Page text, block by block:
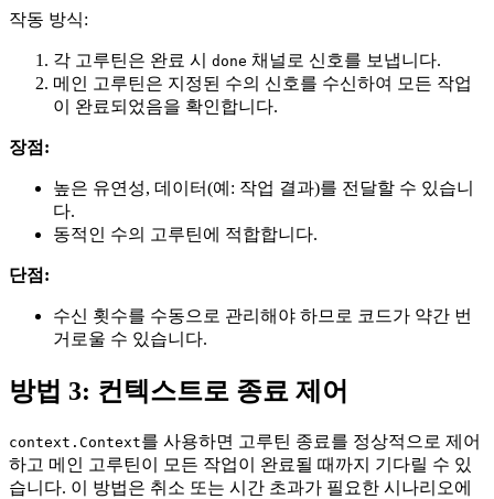
작동 방식:
각 고루틴은 완료 시 done 채널로 신호를 보냅니다.
메인 고루틴은 지정된 수의 신호를 수신하여 모든 작업
이 완료되었음을 확인합니다.
장점:
높은 유연성, 데이터(예: 작업 결과)를 전달할 수 있습니
다.
동적인 수의 고루틴에 적합합니다.
단점:
수신 횟수를 수동으로 관리해야 하므로 코드가 약간 번
거로울 수 있습니다.
방법 3: 컨텍스트로 종료 제어
context.Context를 사용하면 고루틴 종료를 정상적으로 제어
하고 메인 고루틴이 모든 작업이 완료될 때까지 기다릴 수 있
습니다. 이 방법은 취소 또는 시간 초과가 필요한 시나리오에